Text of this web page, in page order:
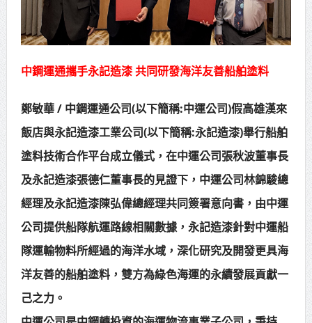
高雄東照山關帝廟全國國中小學書
法比賽 圓滿落幕
賴清德總統主持將官晉任 期勉精進
蔣萬安再拋出「倒閣說」 喊推陳其
邁組閣
賴總統肯定「金唐獎」得獎者及入
圍者 允諾完善支持體系
中鋼運通攜手永記造漆 共同研發海洋友善船舶塗料
鄭敏華 / 中鋼運通公司(以下簡稱:中運公司)假高雄漢來
飯店與永記造漆工業公司(以下簡稱:永記造漆)舉行船舶
塗料技術合作平台成立儀式，在中運公司張秋波董事長
及永記造漆張德仁董事長的見證下，中運公司林錦駿總
經理及永記造漆陳弘偉總經理共同簽署意向書，由中運
公司提供船隊航運路線相關數據，永記造漆針對中運船
隊運輸物料所經過的海洋水域，深化研究及開發更具海
洋友善的船舶塗料，雙方為綠色海運的永續發展貢獻一
己之力。